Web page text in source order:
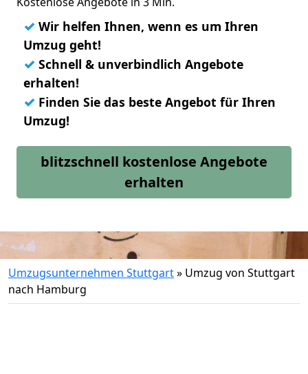
✓ Wir helfen Ihnen, wenn es um Ihren
Umzug geht!
✓ Schnell & unverbindlich Angebote
erhalten!
✓ Finden Sie das beste Angebot für Ihren
Umzug!
blitzschnell kostenlose Angebote
erhalten
Umzugsunternehmen Stuttgart» Umzug von Stuttgart
nach Hamburg